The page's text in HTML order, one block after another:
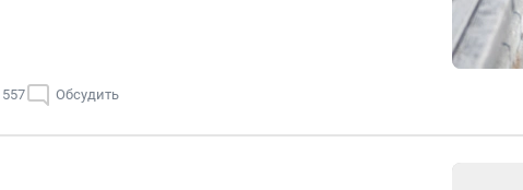
557 Обсудить